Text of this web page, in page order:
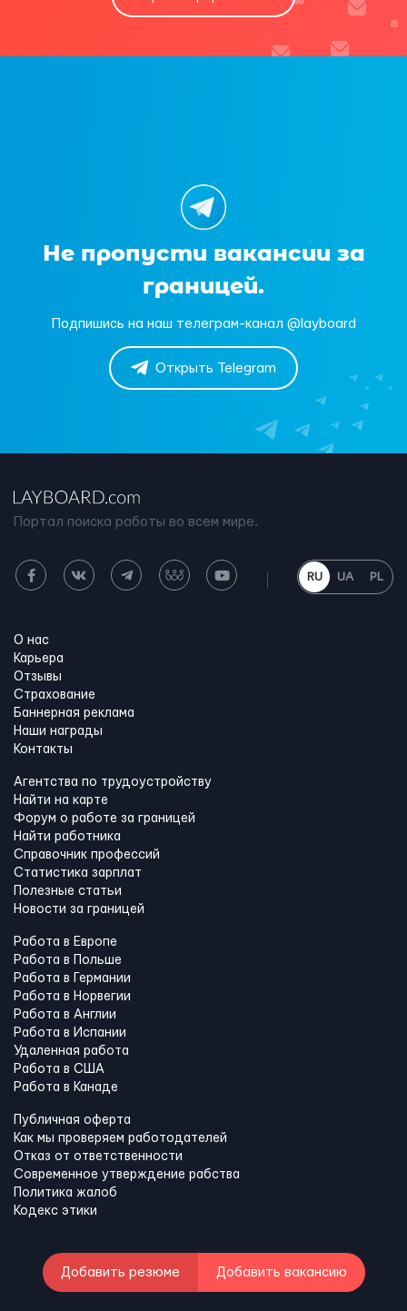
Не пропусти вакансии за
границей.
Подпишись на наш телеграм-канал @layboard
Открыть Telegram
Портал поиска работы во всем мире.
RU UA PL
О нас
Карьера
Отзывы
Страхование
Баннерная реклама
Наши награды
Контакты
Агентства по трудоустройству
Найти на карте
Форум о работе за границей
Найти работника
Справочник профессий
Статистика зарплат
Полезные статьи
Новости за границей
Работа в Европе
Работа в Польше
Работа в Германии
Работа в Норвегии
Работа в Англии
Работа в Испании
Удаленная работа
Работа в США
Работа в Канадe
Публичная оферта
Как мы проверяем работодателей
Отказ от ответственности
Современное утверждение рабства
Политика жалоб
Кодекс этики
Добавить резюме Добавить вакансию